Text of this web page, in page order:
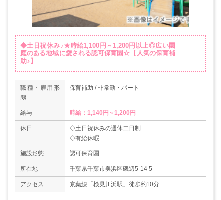
◆土日祝休み♪★時給1,100円～1,200円以上◎広い園
庭のある地域に愛される認可保育園☆【人気の保育補
助♪】
職種・雇用形
態
保育補助 / 非常勤・パート
給与 時給：1,140円～1,200円
休日
◇土日祝休みの週休二日制
◇有給休暇
◇夏季休暇
施設形態 認可保育園
所在地 千葉県千葉市美浜区磯辺5-14-5
アクセス 京葉線「検見川浜駅」徒歩約10分